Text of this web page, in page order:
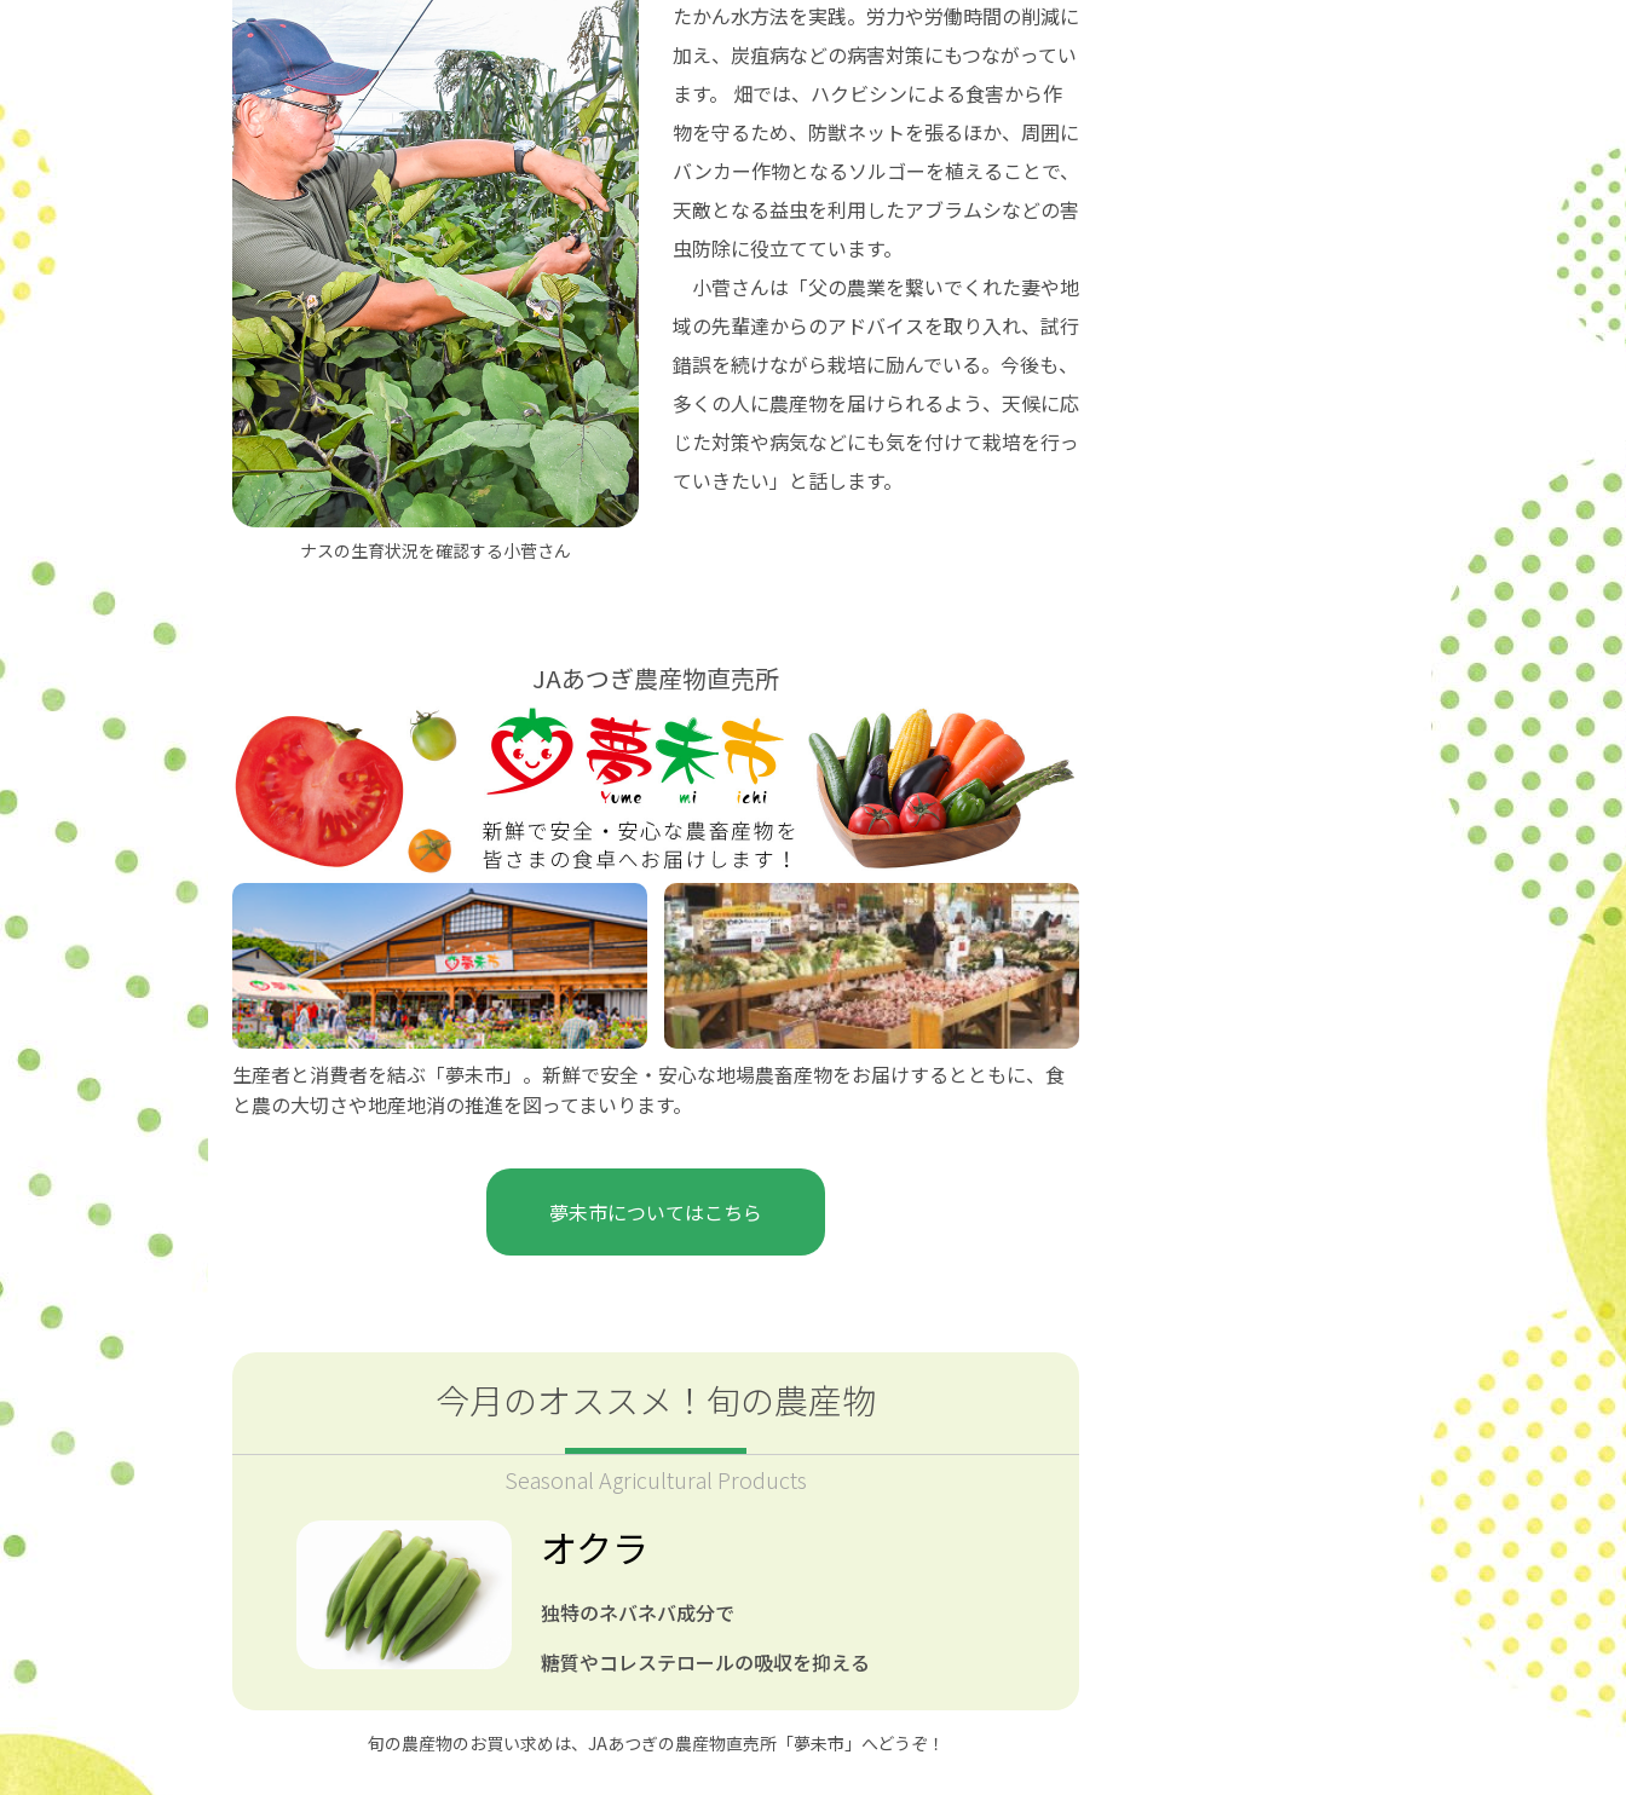
ナスの生育状況を確認する小菅さん
たかん水方法を実践。労力や労働時間の削減に
加え、炭疽病などの病害対策にもつながってい
ます。 畑では、ハクビシンによる食害から作
物を守るため、防獣ネットを張るほか、周囲に
バンカー作物となるソルゴーを植えることで、
天敵となる益虫を利用したアブラムシなどの害
虫防除に役立てています。
小菅さんは「父の農業を繋いでくれた妻や地
域の先輩達からのアドバイスを取り入れ、試行
錯誤を続けながら栽培に励んでいる。今後も、
多くの人に農産物を届けられるよう、天候に応
じた対策や病気などにも気を付けて栽培を行っ
ていきたい」と話します。
JAあつぎ農産物直売所
生産者と消費者を結ぶ「夢未市」。新鮮で安全・安心な地場農畜産物をお届けするとともに、食
と農の大切さや地産地消の推進を図ってまいります。
夢未市についてはこちら
今月のオススメ！ 旬の農産物
Seasonal Agricultural Products
オクラ
独特のネバネバ成分で
糖質やコレステロールの吸収を抑える
旬の農産物のお買い求めは、JAあつぎの農産物直売所「夢未市」へどうぞ！